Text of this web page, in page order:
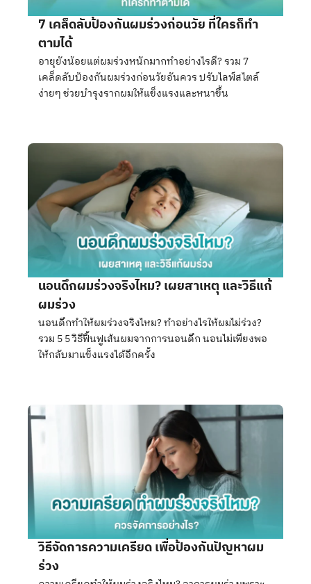
7 เคล็ดลับป้องกันผมร่วงก่อนวัย ที่ใครก็ทำ
ตามได้
อายุยังน้อยแต่ผมร่วงหนักมากทำอย่างไรดี? รวม 7
เคล็ดลับป้องกันผมร่วงก่อนวัยอันควร ปรับไลฟ์สไตล์
ง่ายๆ ช่วยบำรุงรากผมให้แข็งแรงและหนาขึ้น
นอนดึกผมร่วงจริงไหม? เผยสาเหตุ และวิธีแก้
ผมร่วง
นอนดึกทำให้ผมร่วงจริงไหม? ทำอย่างไรให้ผมไม่ร่วง?
รวม 5 5 วิธีฟื้นฟูเส้นผมจากการนอนดึก นอนไม่เพียงพอ
ให้กลับมาแข็งแรงได้อีกครั้ง
วิธีจัดการความเครียด เพื่อป้องกันปัญหาผม
ร่วง